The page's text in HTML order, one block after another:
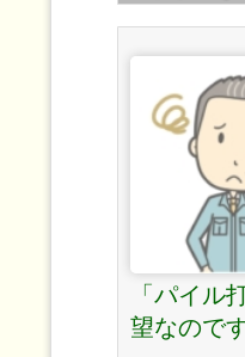
「パイル
望なので